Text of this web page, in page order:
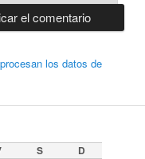
los datos de
S D